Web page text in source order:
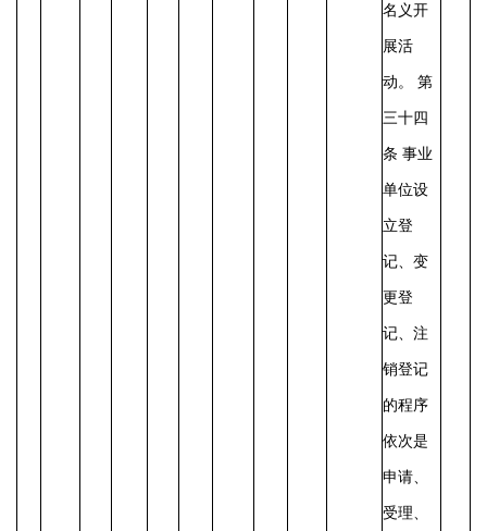
名义开
展活
动。 第
三十四
条 事业
单位设
立登
记、变
更登
记、注
销登记
的程序
依次是
申请、
受理、